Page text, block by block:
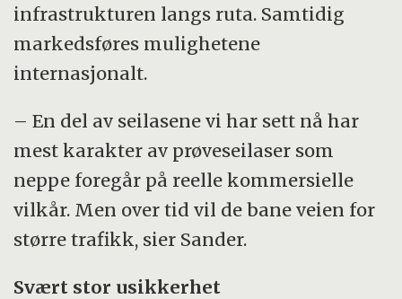
infrastrukturen langs ruta. Samtidig
markedsføres mulighetene
internasjonalt.
– En del av seilasene vi har sett nå har
mest karakter av prøveseilaser som
neppe foregår på reelle kommersielle
vilkår. Men over tid vil de bane veien for
større trafikk, sier Sander.
Svært stor usikkerhet